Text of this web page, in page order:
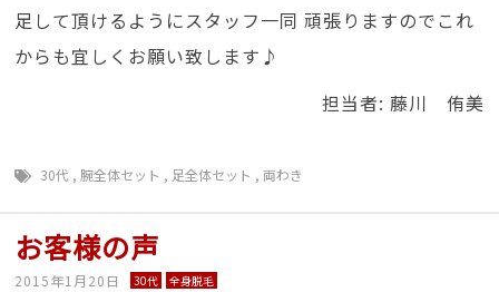
足して頂けるようにスタッフ一同 頑張りますのでこれ
からも宜しくお願い致します♪
担当者: 藤川 侑美
30代 ,腕全体セット , 足全体セット ,両わき
お客様の声
2015年1月20日 30代 全身脱毛